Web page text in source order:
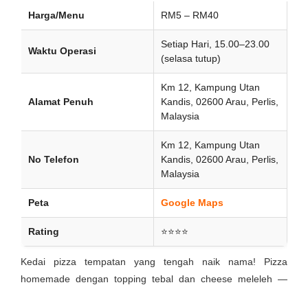
Harga/Menu RM5 – RM40
Waktu Operasi
Setiap Hari, 15.00–23.00
(selasa tutup)
Alamat Penuh
Km 12, Kampung Utan
Kandis, 02600 Arau, Perlis,
Malaysia
No Telefon
Km 12, Kampung Utan
Kandis, 02600 Arau, Perlis,
Malaysia
Peta Google Maps
Rating ⭐⭐⭐⭐
Kedai pizza tempatan yang tengah naik nama! Pizza
homemade dengan topping tebal dan cheese meleleh —